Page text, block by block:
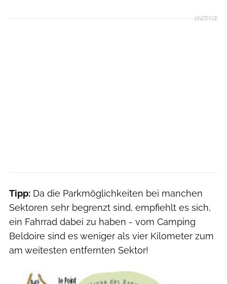
ANZEIGE
Tipp: Da die Parkmöglichkeiten bei manchen
Sektoren sehr begrenzt sind, empfiehlt es sich,
ein Fahrrad dabei zu haben - vom Camping
Beldoire sind es weniger als vier Kilometer zum
am weitesten entfernten Sektor!